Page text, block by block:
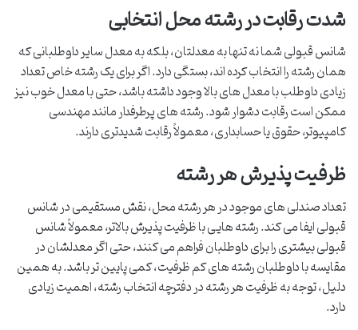
شدت رقابت در رشته محل انتخابی
شانس قبولی شما نه تنها به معدلتان، بلکه به معدل سایر داوطلبانی که
همان رشته را انتخاب کرده اند، بستگی دارد. اگر برای یک رشته خاص تعداد
زیادی داوطلب با معدل های بالا وجود داشته باشد، حتی با معدل خوب نیز
ممکن است رقابت دشوار شود. رشته های پرطرفدار مانند مهندسی
کامپیوتر، حقوق یا حسابداری، معمولاً رقابت شدیدتری دارند.
ظرفیت پذیرش هر رشته
تعداد صندلی های موجود در هر رشته محل، نقش مستقیمی در شانس
قبولی ایفا می کند. رشته هایی با ظرفیت پذیرش بالاتر، معمولاً شانس
قبولی بیشتری را برای داوطلبان فراهم می کنند، حتی اگر معدلشان در
مقایسه با داوطلبان رشته های کم ظرفیت، کمی پایین تر باشد. به همین
دلیل، توجه به ظرفیت هر رشته در دفترچه انتخاب رشته، اهمیت زیادی
دارد.